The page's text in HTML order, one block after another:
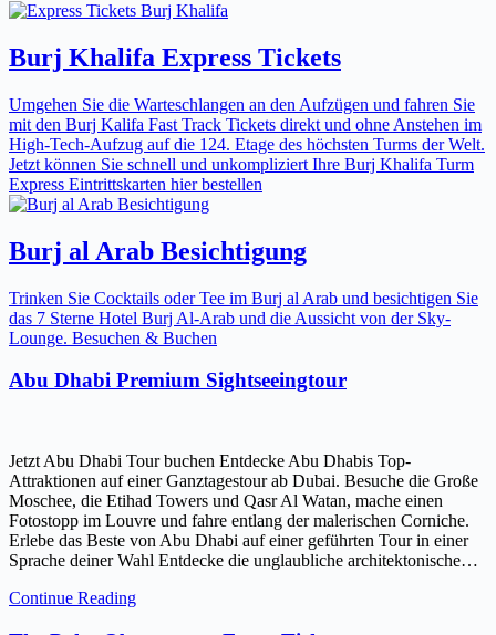
Burj Khalifa Express Tickets
Umgehen Sie die Warteschlangen an den Aufzügen und fahren Sie
mit den Burj Kalifa Fast Track Tickets direkt und ohne Anstehen im
High-Tech-Aufzug auf die 124. Etage des höchsten Turms der Welt.
Jetzt können Sie schnell und unkompliziert Ihre Burj Khalifa Turm
Express Eintrittskarten hier bestellen
Burj al Arab Besichtigung
Trinken Sie Cocktails oder Tee im Burj al Arab und besichtigen Sie
das 7 Sterne Hotel Burj Al-Arab und die Aussicht von der Sky-
Lounge. Besuchen & Buchen
Abu Dhabi Premium Sightseeingtour
Jetzt Abu Dhabi Tour buchen Entdecke Abu Dhabis Top-
Attraktionen auf einer Ganztagestour ab Dubai. Besuche die Große
Moschee, die Etihad Towers und Qasr Al Watan, mache einen
Fotostopp im Louvre und fahre entlang der malerischen Corniche.
Erlebe das Beste von Abu Dhabi auf einer geführten Tour in einer
Sprache deiner Wahl Entdecke die unglaubliche architektonische…
Continue Reading